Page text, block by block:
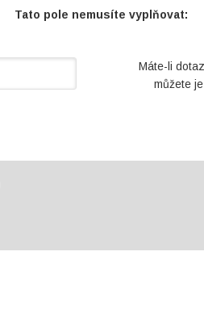
Tato pole nemusíte vyplňovat:
Máte-li
můžete